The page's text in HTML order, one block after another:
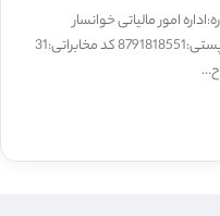
امور مالیاتی خوانسار
نشانی:خوانسار،ابتدای خ شهدا بلوار جانبازان کدپستی:8791818551 کد مخابراتی:31